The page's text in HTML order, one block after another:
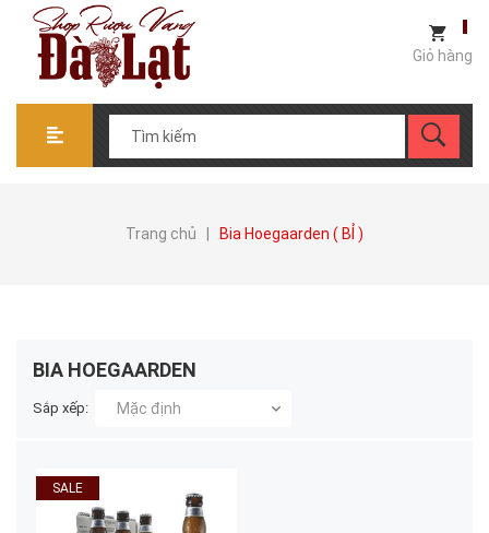
Giỏ hàng
Trang chủ Bia Hoegaarden ( BỈ )
BIA HOEGAARDEN
Sắp xếp: Mặc định
SALE